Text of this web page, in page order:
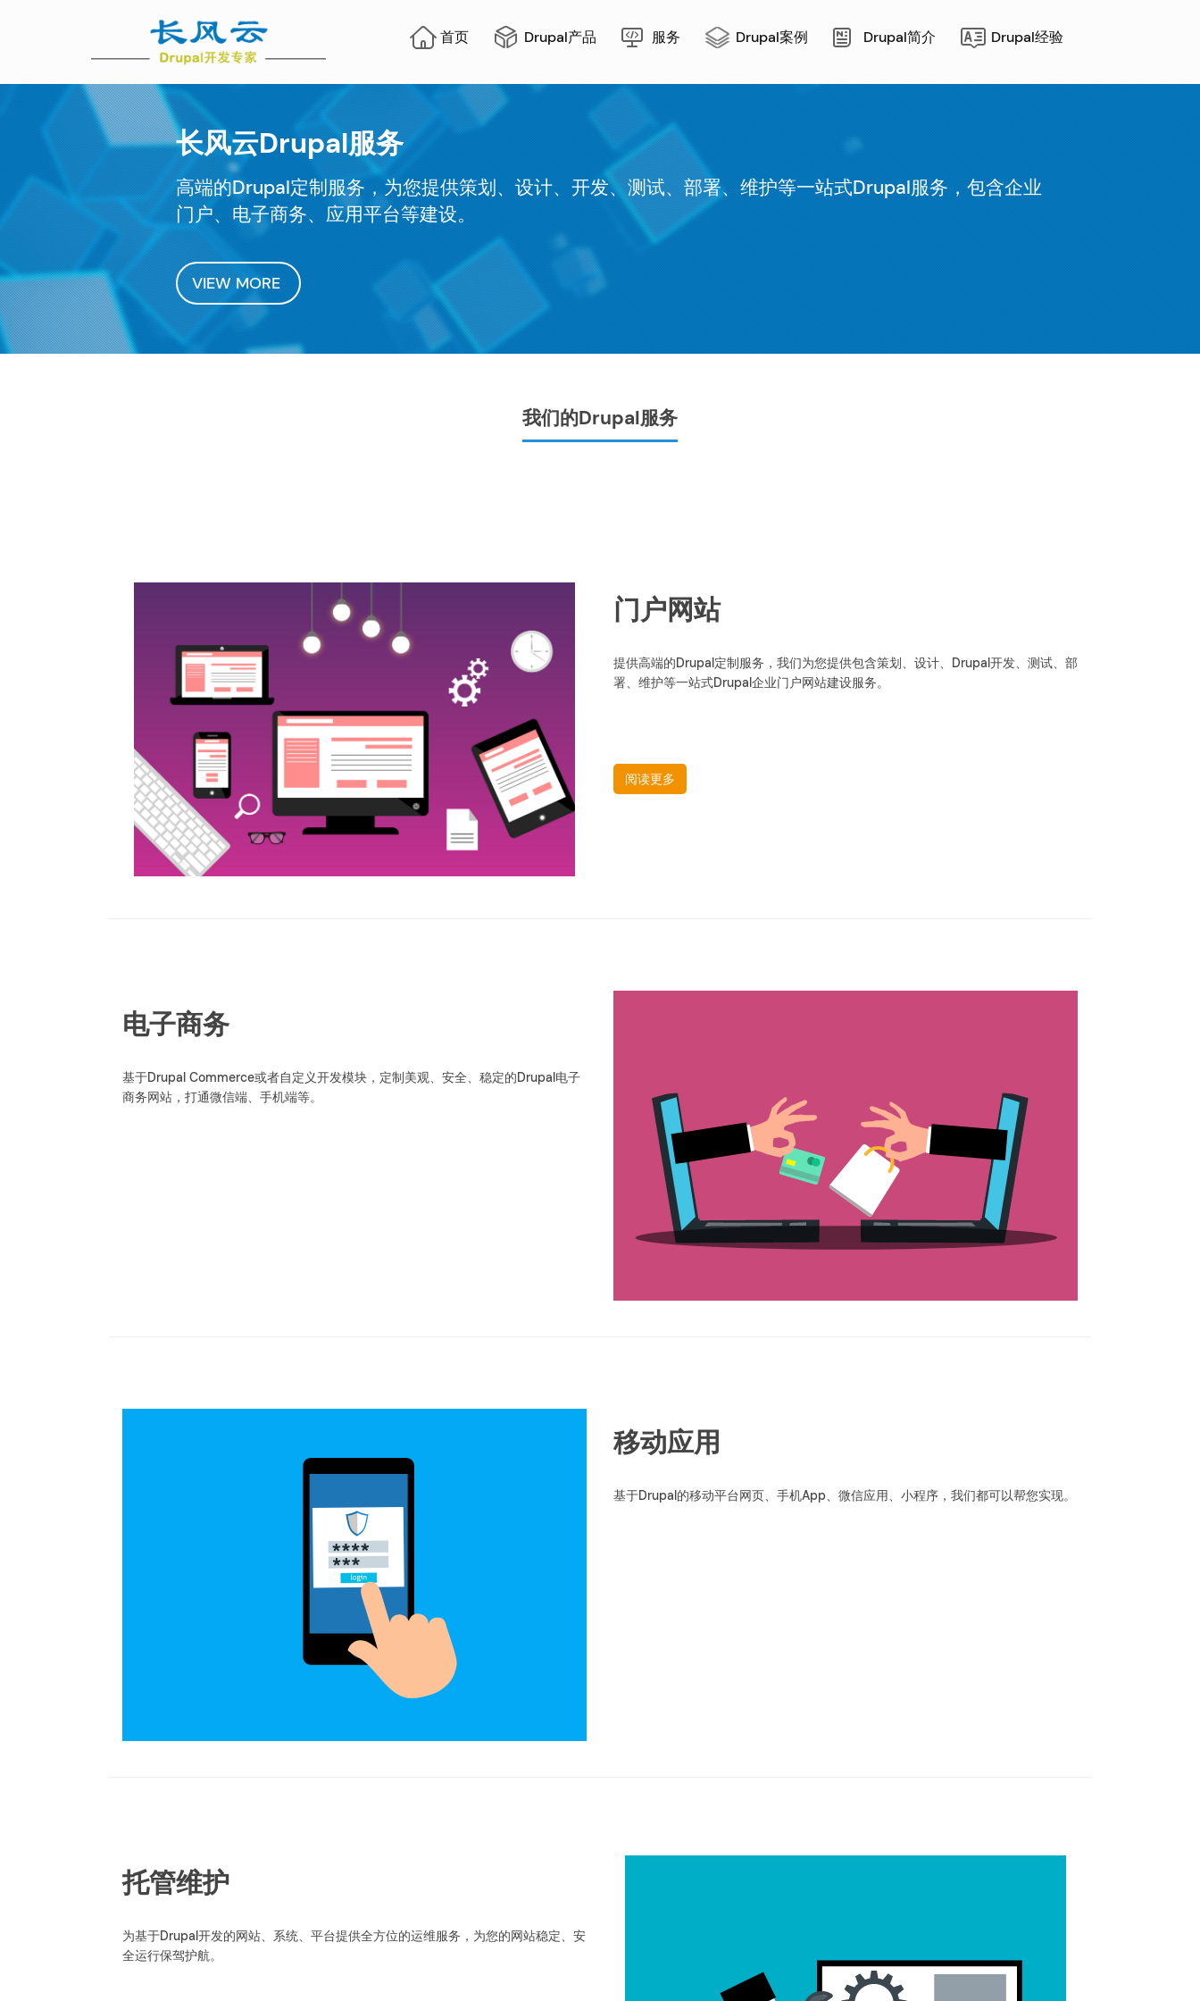
Main
首页 Drupal产品 服务 Drupal案例 Drupal简介 Drupal经验
长风云Drupal服务
高端的Drupal定制服务，为您提供策划、设计、开发、测试、部署、维护等一站式Drupal服务，包含企业
门户、电子商务、应用平台等建设。
VIEW MORE
我们的Drupal服务
门户网站
提供高端的Drupal定制服务，我们为您提供包含策划、设计、Drupal开发、测试、部
署、维护等一站式Drupal企业门户网站建设服务。
阅读更多
电子商务
基于Drupal Commerce或者自定义开发模块，定制美观、安全、稳定的Drupal电子
商务网站，打通微信端、手机端等。
移动应用
基于Drupal的移动平台网页、手机App、微信应用、小程序，我们都可以帮您实现。
托管维护
为基于Drupal开发的网站、系统、平台提供全方位的运维服务，为您的网站稳定、安
全运行保驾护航。